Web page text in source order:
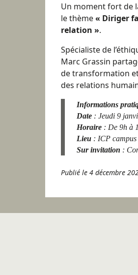
Un moment fort de
le thème« Diriger
relation ».
Spécialiste de
Marc Grassin
de transformation
des relations
Informations
Date : Jeudi 9
Horaire : De 9h à
Lieu : ICP campus
Sur invitation :
Publié le 4 décembre